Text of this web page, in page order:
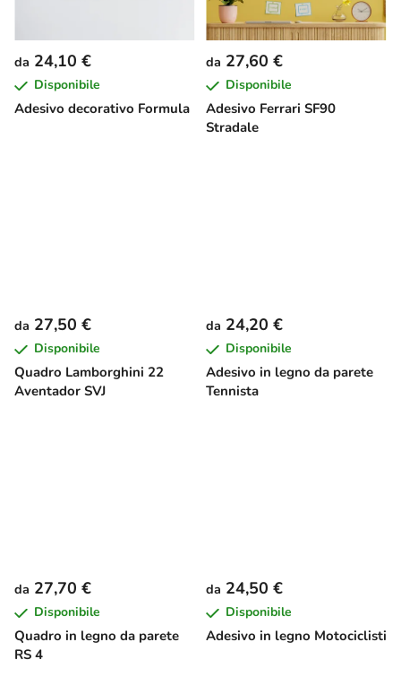
Adesivo decorativo Formula
da 24,10 €
Disponibile
Adesivo Ferrari SF90
Stradale
da 27,60 €
Disponibile
Quadro Lamborghini 22
Aventador SVJ
da 27,50 €
Disponibile
Adesivo in legno da parete
Tennista
da 24,20 €
Disponibile
Quadro in legno da parete
RS 4
da 27,70 €
Disponibile
Adesivo in legno Motociclisti
da 24,50 €
Disponibile